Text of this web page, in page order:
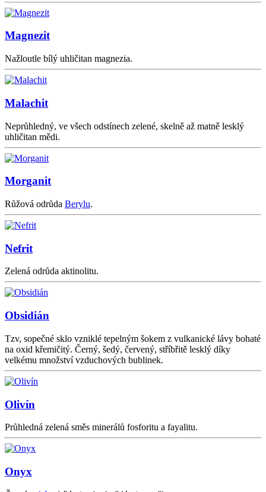
Magnezit
Nažloutle bílý uhličitan magnezia.
Malachit
Neprůhledný, ve všech odstínech zelené, skelně až matně lesklý
uhličitan mědi.
Morganit
Růžová odrůda Berylu.
Nefrit
Zelená odrůda aktinolitu.
Obsidián
Tzv, sopečné sklo vzniklé tepelným šokem z vulkanické lávy bohaté
na oxid křemičitý. Černý, šedý, červený, stříbřitě lesklý díky
velkému množství vzduchových bublinek.
Olivín
Průhledná zelená směs minerálů fosforitu a fayalitu.
Onyx